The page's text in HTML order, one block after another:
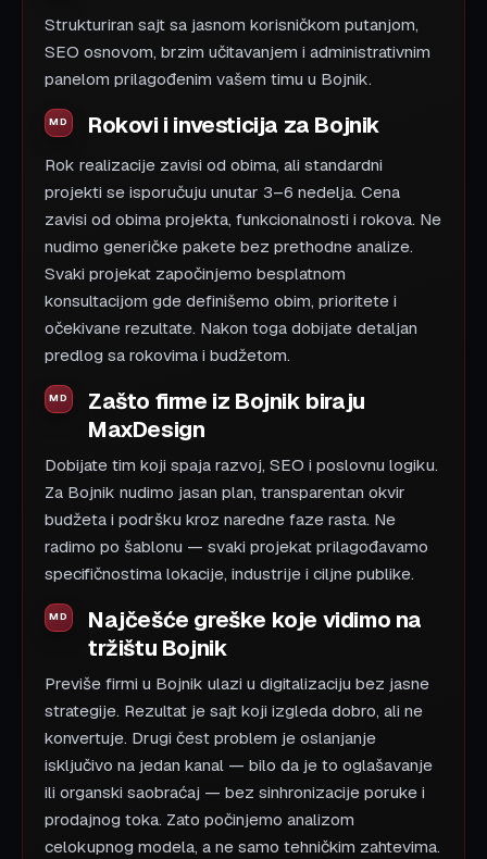
Strukturiran sajt sa jasnom korisničkom putanjom,
SEO osnovom, brzim učitavanjem i administrativnim
panelom prilagođenim vašem timu u Bojnik.
Rokovi i investicija za Bojnik
Rok realizacije zavisi od obima, ali standardni
projekti se isporučuju unutar 3–6 nedelja. Cena
zavisi od obima projekta, funkcionalnosti i rokova. Ne
nudimo generičke pakete bez prethodne analize.
Svaki projekat započinjemo besplatnom
konsultacijom gde definišemo obim, prioritete i
očekivane rezultate. Nakon toga dobijate detaljan
predlog sa rokovima i budžetom.
Zašto firme iz Bojnik biraju
MaxDesign
Dobijate tim koji spaja razvoj, SEO i poslovnu logiku.
Za Bojnik nudimo jasan plan, transparentan okvir
budžeta i podršku kroz naredne faze rasta. Ne
radimo po šablonu — svaki projekat prilagođavamo
specifičnostima lokacije, industrije i ciljne publike.
Najčešće greške koje vidimo na
tržištu Bojnik
Previše firmi u Bojnik ulazi u digitalizaciju bez jasne
strategije. Rezultat je sajt koji izgleda dobro, ali ne
konvertuje. Drugi čest problem je oslanjanje
isključivo na jedan kanal — bilo da je to oglašavanje
ili organski saobraćaj — bez sinhronizacije poruke i
prodajnog toka. Zato počinjemo analizom
celokupnog modela, a ne samo tehničkim zahtevima.